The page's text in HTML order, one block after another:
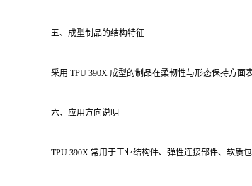
五、成型制品的结构特征
采用 TPU 390X 成型的制品在柔韧性与形态保持方面
六、应用方向说明
TPU 390X 常用于工业结构件、弹性连接部件、软质